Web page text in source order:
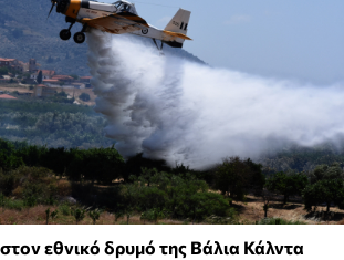
εθνικό δρυμό της Βάλια Κάλντα